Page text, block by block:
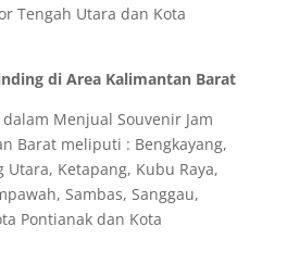
Tengah Utara dan Kota
di Area Kalimantan Barat
Menjual Souvenir Jam
Barat meliputi : Bengkayang,
Utara, Ketapang, Kubu Raya,
Sambas, Sanggau,
Pontianak dan Kota